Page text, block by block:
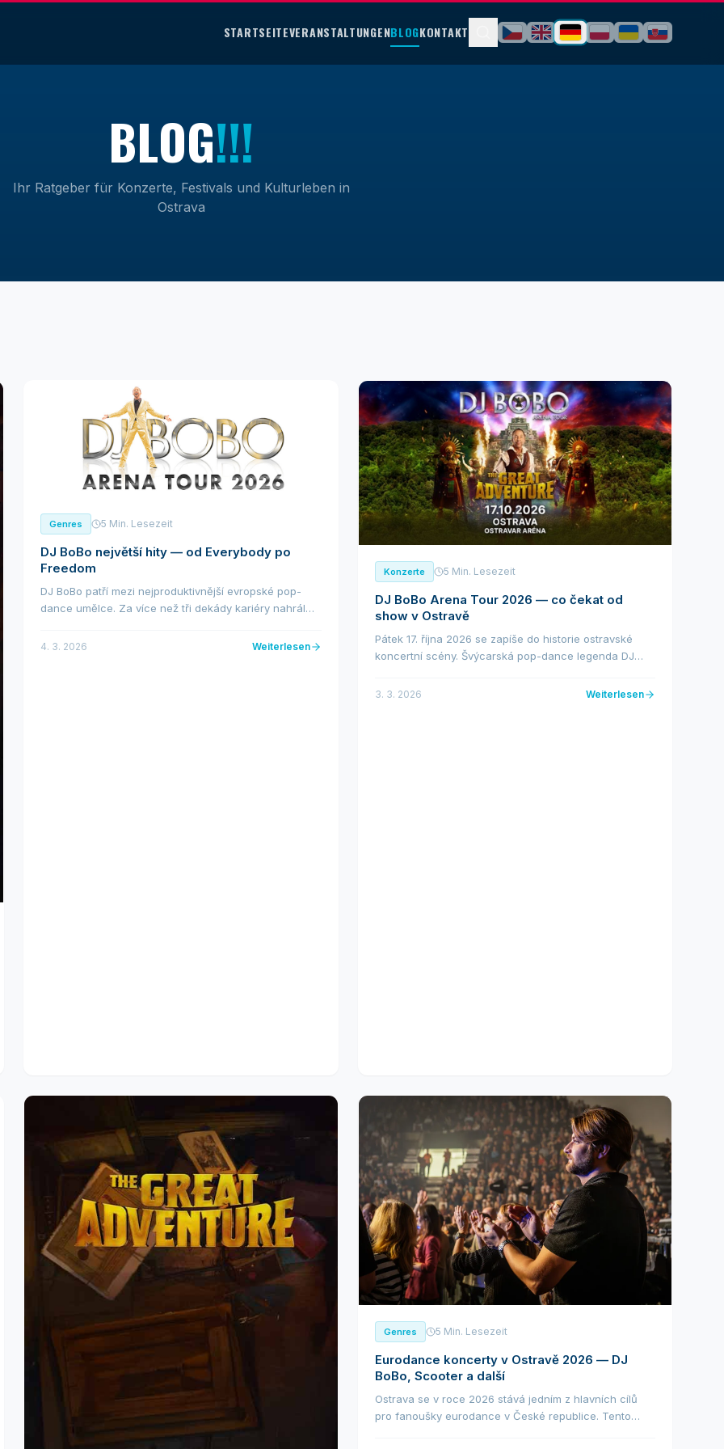
STARTSEITEVERANSTALTUNGENBLOGKONTAKT
BLOG!!!
Ihr Ratgeber für Konzerte, Festivals und Kulturleben in
Ostrava
Genres 5 Min. Lesezeit
DJ BoBo největší hity — od Everybody po
Freedom
DJ BoBo patří mezi nejproduktivnější evropské pop-
dance umělce. Za více než tři dekády kariéry nahrál
hity. Některé z nich zná prakticky každý, k...
4. 3. 2026 Weiterlesen
Konzerte 5 Min. Lesezeit
DJ BoBo Arena Tour 2026 — co čekat od
show v Ostravě
Pátek 17. října 2026 se zapíše do historie ostravské
koncertní scény. Švýcarská pop-dance legenda DJ
Ostravar Arény. Jde o jednu z mála českých zastáv...
3. 3. 2026 Weiterlesen
Genres 5 Min. Lesezeit
Eurodance koncerty v Ostravě 2026 — DJ
BoBo, Scooter a další
Ostrava se v roce 2026 stává jedním z hlavních cílů
pro fanoušky eurodance v České republice. Tento